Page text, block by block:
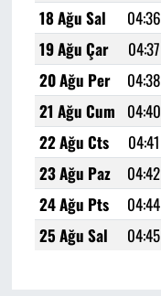
18 Ağu Sal
04:36
19 Ağu Çar
04:37
20 Ağu Per
04:38
21 Ağu Cum 04:40
22 Ağu Cts
04:41
23 Ağu Paz
04:42
24 Ağu Pts
04:44
25 Ağu Sal
04:45